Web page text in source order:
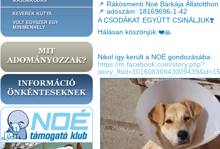
KEVERÉK KUTYA
VOLT EGYSZER EGY
MINIMENHELY
📌 Rákosmenti Noé Bárkája
📌 adószám: 18169696-1-42
A CSODÁKAT EGYÜTT CSINÁLJUK❣️
Hálásan köszönjük ❤️🙏
Nikol így került a NOÉ gondozásába:
https://m.facebook.com/story.php?